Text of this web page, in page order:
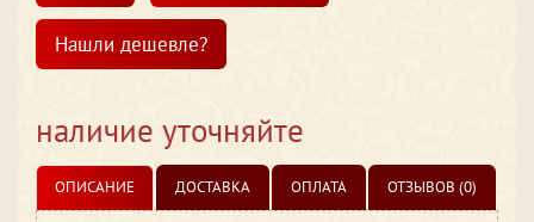
Нашли дешевле?
наличие уточняйте
ОПИСАНИЕ ДОСТАВКА ОПЛАТА ОТЗЫВОВ (0)